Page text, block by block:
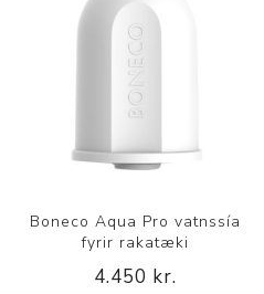
Boneco Aqua Pro vatnssía
fyrir rakatæki
4.450 kr.